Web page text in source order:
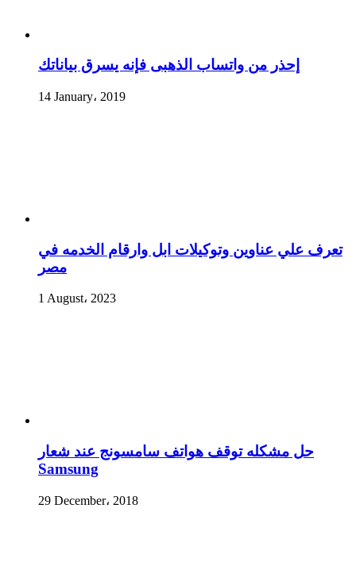
إحذر من واتساب الذهبى فإنه يسرق بياناتك
14 January، 2019
تعرف علي عناوين وتوكيلات ابل وارقام الخدمه في
مصر
1 August، 2023
حل مشكله توقف هواتف سامسونج عند شعار
Samsung
29 December، 2018